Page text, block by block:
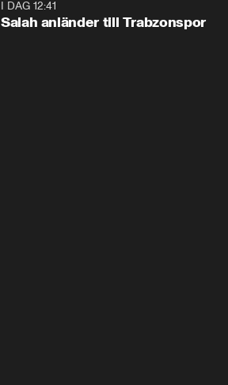
I DAG 12:41
Salah anländer till Trabzonspor